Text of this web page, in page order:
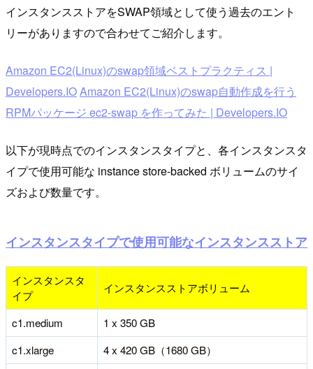
インスタンスストアをSWAP領域として使う過去のエント
リーがありますので合わせてご紹介します。
Amazon EC2(Linux)のswap領域ベストプラクティス |
Developers.IOAmazon EC2(Linux)のswap自動作成を行う
RPMパッケージ ec2-swap を作ってみた | Developers.IO
以下が現時点でのインスタンスタイプと、各インスタンスタ
イプで使用可能な instance store-backed ボリュームのサイ
ズおよび数量です。
インスタンスタイプで使用可能なインスタンスストア
インスタンスタ
イプ
インスタンスストアボリューム
c1.medium
1 x 350 GB
c1.xlarge
4 x 420 GB（1680 GB）